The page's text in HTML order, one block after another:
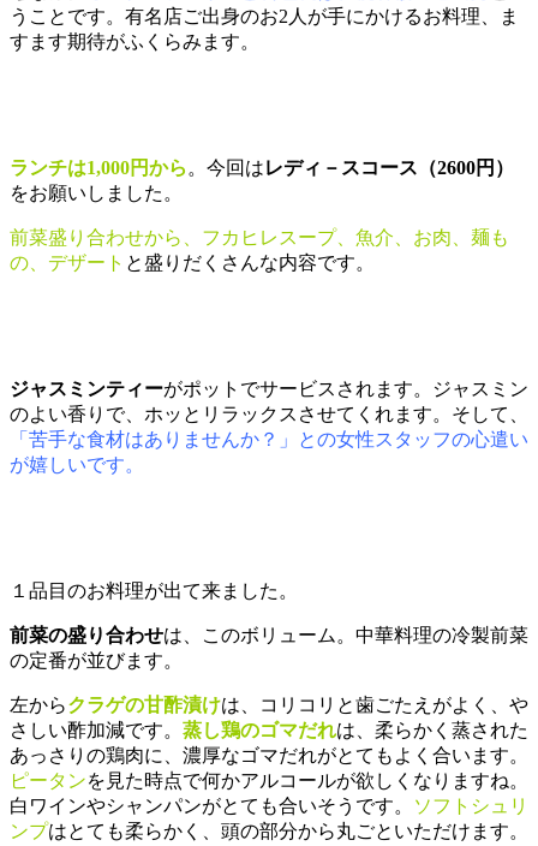
うことです。有名店ご出身のお2人が手にかけるお料理、ま
すます期待がふくらみます。
ランチは1,000円から 。今回はレディ－スコース（2600円）
をお願いしました。
前菜盛り合わせから、フカヒレスープ、魚介、お肉、麺も
の、デザート と盛りだくさんな内容です。
ジャスミンティーがポットでサービスされます。ジャスミン
のよい香りで、ホッとリラックスさせてくれます。そして、
「苦手な食材はありませんか？」との女性スタッフの心遣い
が嬉しいです。
１品目のお料理が出て来ました。
前菜の盛り合わせは、このボリューム。中華料理の冷製前菜
の定番が並びます。
左からクラゲの甘酢漬けは、コリコリと歯ごたえがよく、や
さしい酢加減です。 蒸し鶏のゴマだれは、柔らかく蒸された
あっさりの鶏肉に、濃厚なゴマだれがとてもよく合います。
ピータンを見た時点で何かアルコールが欲しくなりますね。
白ワインやシャンパンがとても合いそうです。
ソフトシュリ
ンプはとても柔らかく、頭の部分から丸ごといただけます。